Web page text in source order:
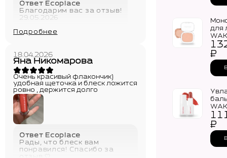
Ответ Ecoplace
Благодарим вас за отзыв!
29.05.2026
Подробнее
18.04.2026
Яна Никомарова
Очень красивый флакончик)
удобная щеточка и блеск ложится
ровно , держится долго
Ответ Ecoplace
Рады, что блеск вам
понравился! Спасибо за
для
₽
₽